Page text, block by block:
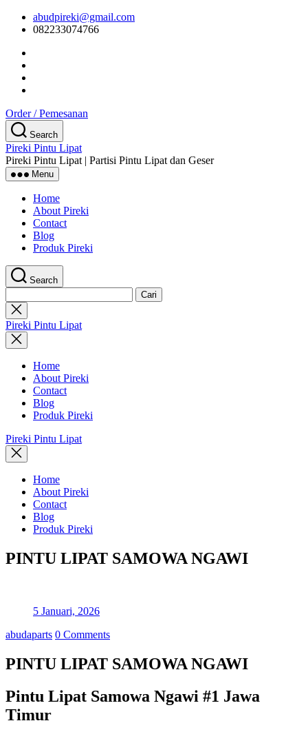
Skip
content
abudpireki@gmail.com
082233074766
Order / Pemesanan
Search
Pireki Pintu Lipat
Pireki Pintu Lipat | Partisi Pintu Lipat dan Geser
Menu
Home
About Pireki
Contact
Blog
Produk Pireki
Search
untuk:
Close
search
Pireki Pintu Lipat
Home
About Pireki
Contact
Blog
Produk Pireki
Pireki Pintu Lipat
Home
About Pireki
Contact
Blog
Produk Pireki
PINTU LIPAT SAMOWA NGAWI
5 Januari, 2026
abudaparts 0 Comments
PINTU LIPAT SAMOWA NGAWI
Pintu Lipat Samowa Ngawi #1 Jawa
Timur